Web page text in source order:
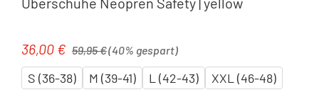
Protektoren
Verkaufspreis:
36,00 € Regulärer Preis:
59,95 €(40% gespart)
S (36-38) M (39-41) L (42-43) XXL (46-48)